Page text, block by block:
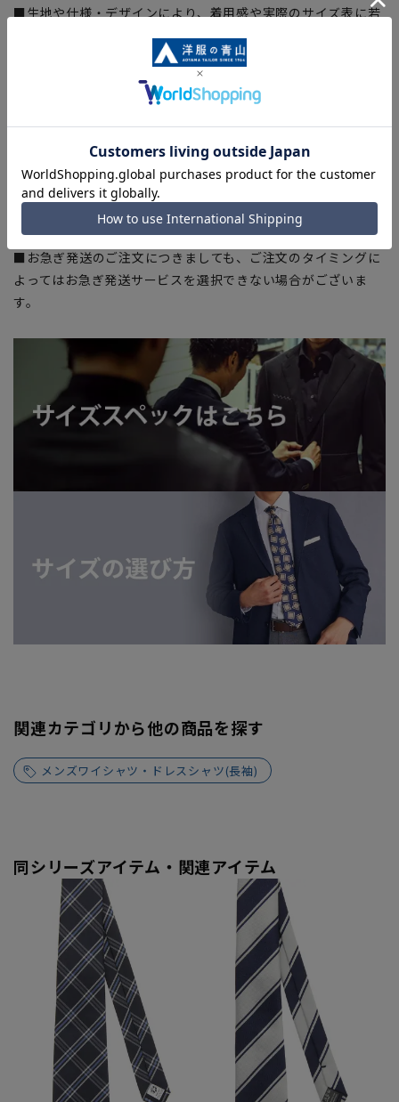
■生地や仕様・デザインにより、着用感や実際のサイズ表に若
干の誤差が生じる場合がございます。予めご了承ください。
■サイズスペックは仕上がりサイズを記載しております。一
部、商品現物におすすめサイズ(ヌードサイズ)を記載している
■ブラウザやお使いのモニター環境、また撮影時の室内外の光
加減により、実際の商品と掲載画像の色味が異なる場合がござ
います。
■店舗や各モールサイトと商品在庫を共有しております関係
上、ご注文いただいたタイミングにより欠品が発生し、ご注文
を完了できない場合がございます。予めご了承ください。
■お急ぎ発送のご注文につきましても、ご注文のタイミングに
よってはお急ぎ発送サービスを選択できない場合がございま
す。
関連カテゴリから他の商品を探す
メンズワイシャツ・ドレスシャツ(長袖)
同シリーズアイテム・関連アイテム